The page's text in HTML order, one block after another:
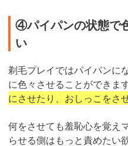
④パイパンの状態で
い
剃毛プレイではパイパンに
に色々させることができま
にさせたり、おしっこをさ
何をさせても羞恥心を覚え
らせる側はもっと責めたい